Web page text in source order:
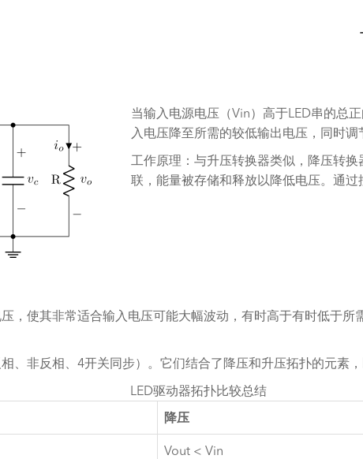
当输入电源电压（Vin）高于LED串的总
入电压降至所需的较低输出电压，同时调
工作原理：与升压转换器类似，降压转
联，能量被存储和释放以降低电压。通过
，使其非常适合输入电压可能大幅波动，有时高于有时低于所
、非反相、4开关同步）。它们结合了降压和升压拓扑的元素，
LED驱动器拓扑比较总结
降压
Vout < Vin